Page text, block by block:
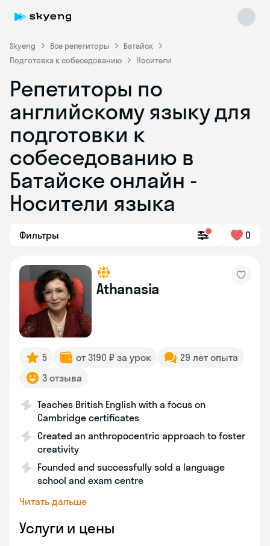
Skyeng Все репетиторы
Батайск
Подготовка к собеседованию
Носители
Репетиторы по
английскому языку для
подготовки к
собеседованию в
Батайске онлайн -
Носители языка
Фильтры 0
Athanasia
5 от 3190 ₽ за урок
29 лет опыта
3 отзыва
Teaches British English with a focus on
Cambridge certificates
Created an anthropocentric approach to foster
creativity
Founded and successfully sold a language
school and exam centre
Читать дальше
Услуги и цены
Skyeng Chat